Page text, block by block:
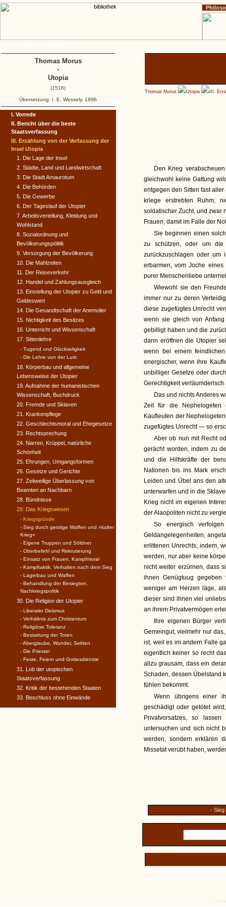
Thomas Morus Utopia III.
Den Krieg
gleichwohl keine Gattung
entgegen den Sitten fast
kriege erstrebten Ruhm;
soldatischer Zucht, und zwar
Frauen, damit im Falle der
Sie beginnen einen
zu schützen, oder um die
zurückzuschlagen oder um
erbarmen, vom Joche
purer Menschenliebe
Wiewohl sie den
immer nur zu deren
diese zugefügtes Unrecht
wenn sie gleich von
gebilligt haben und die
dann eröffnen die Utopier
wenn bei einem
energischer, wenn ihre
unbilliger Gesetze oder
Gerechtigkeit
Das und nichts Anderes
Zeit für die Nephelogeten
Kaufleuten der
zugefügtes Unrecht — so
Aber ob nun mit Recht
gerächt worden, indem zu
und die Hilfskräfte der
Nationen bis ins Mark
Leiden und Übel ans den
unterwarfen und in die
Krieg nicht im eigenen
der Alaopoliten nicht zu
So energisch
Geldangelegenheiten,
erlittenen Unrechts; indem,
werden, nur aber keine
nicht weiter erzürnen, dass
ihnen Genügtuug
weniger am Herzen läge,
dieser sind ihnen viel
an ihrem Privatvermögen
Ihre eigenen Bürger
Gemeingut, vielmehr nur
ist, weil es im andern Falle
eigentlich keiner so recht
allzu grausam, dass ein
Schaden, dessen Übelstand
fühlen bekommt.
Wenn übrigens einer
geschädigt oder getötet
Privatvorsatzes, so
untersuchen und sich nicht
werden, sondern erklären
Missetat verübt haben,
- Sieg
I. Vorrede
II. Bericht über die beste
Staatsverfassung
III. Erzählung von der Verfassung der
Insel Utopia
1. Die Lage der Insel
2. Städte, Land und Landwirtschaft
3. Die Stadt Amaurotum
4. Die Behörden
5. Die Gewerbe
6. Der Tageslauf der Utopier
7. Arbeitsverteilung, Kleidung und
Wohlstand
8. Sozialordnung und
Bevölkerungspölitik
9. Versorgung der Bevölkerung
10. Die Mahlzeiten
11. Der Reiseverkehr
12. Handel und Zahlungsausgleich
13. Einstellung der Utopier zu Geld und
Geldeswert
14. Die Gesandtschaft der Anemolier
15. Nichtigkeit des Besitzes
16. Unterricht und Wissenschaft
17. Sittenlehre
- Tugend und Glückseligkeit
- Die Lehre von der Lust
18. Körperbau und allgemeine
Lebensweise der Utopier
19. Aufnahme der humanistischen
Wissenschaft, Buchdruck
20. Fremde und Sklaven
21. Krankenpflege
22. Geschlechtsmoral und Ehegesetze
23. Rechtsprechung
24. Narren, Krüppel, natürliche
Schönheit
25. Ehrungen, Umgangsformen
26. Gesetze und Gerichte
27. Zeitweilige Überlassung von
Beamten an Nachbarn
28. Bündnisse
29. Das Kriegswesen
- Kriegsgründe
- Sieg durch geistige Waffen und »kalter
Krieg«
- Eigene Truppen und Söldner
- Oberbefehl und Rekrutierung
- Einsatz von Frauen, Kampfmoral
- Kampftaktik, Verhalten nach dem Sieg
- Lagerbau und Waffen
- Behandlung der Besiegten,
Nachkriegspolitik
30. Die Religion der Utopier
- Liberaler Deismus
- Verhältnis zum Christentum
- Religiöse Toleranz
- Bestattung der Toten
- Aberglaube, Wunder, Sekten
- Die Priester
- Feste, Feiern und Gottesdienste
31. Lob der utopischen
Staatsverfassung
32. Kritik der bestehenden Staaten
33. Beschluss ohne Einwände
Thomas Morus
-
Utopia
(1516)
Übersetzung: I. E. Wessely, 1896